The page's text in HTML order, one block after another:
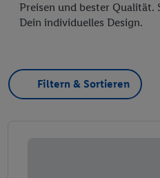
Preisen und bester Qualität.
Dein individuelles Design.
Filtern & Sortieren